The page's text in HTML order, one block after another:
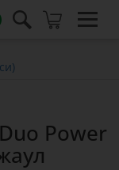
Power